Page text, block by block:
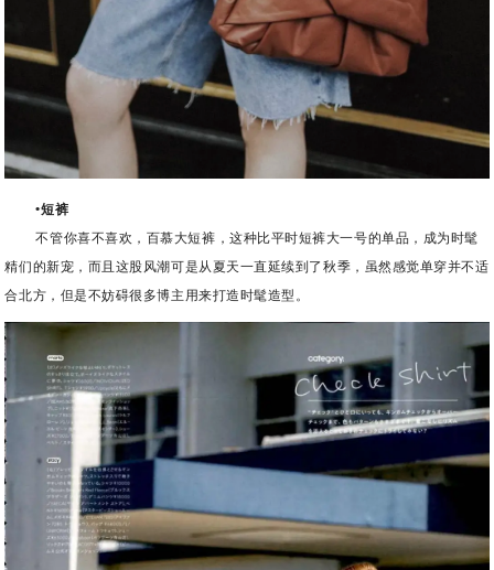
•短裤
不管你喜不喜欢，百慕大短裤，这种比平时短裤大一号的单品，成为时髦
精们的新宠，而且这股风潮可是从夏天一直延续到了秋季，虽然感觉单穿并不适
合北方，但是不妨碍很多博主用来打造时髦造型。